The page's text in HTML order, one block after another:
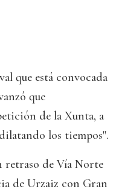
que está convocada
que
de la Xunta, a
los tiempos".
retraso de Vía Norte
de Urzaiz con Gran